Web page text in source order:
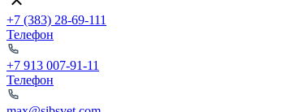
+7 (383) 28-69-111
Телефон
+7 913 007-91-11
Телефон